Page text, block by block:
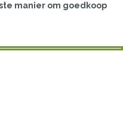
manier om goedkoop